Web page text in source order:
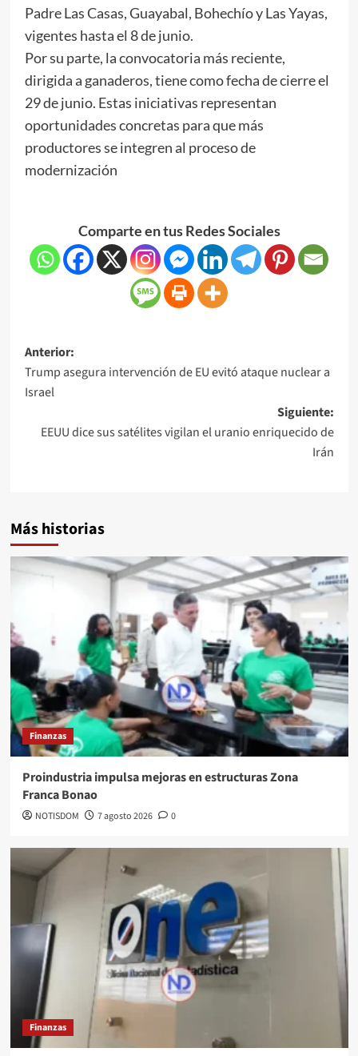
Padre Las Casas, Guayabal, Bohechío y Las Yayas,
vigentes hasta el 8 de junio.
Por su parte, la convocatoria más reciente,
dirigida a ganaderos, tiene como fecha de cierre el
29 de junio. Estas iniciativas representan
oportunidades concretas para que más
productores se integren al proceso de
modernización
Comparte en tus Redes Sociales
Anterior:
Trump asegura intervención de EU evitó ataque nuclear a
Israel
Siguiente:
EEUU dice sus satélites vigilan el uranio enriquecido de
Irán
Más historias
Finanzas
Proindustria impulsa mejoras en estructuras Zona
Franca Bonao
NOTISDOM 7 agosto 2026 0
Finanzas